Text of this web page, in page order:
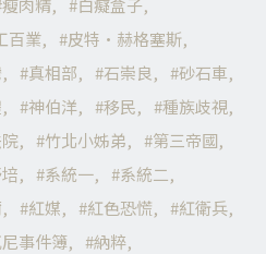
瘦肉精
白癡盒子
百業
皮特·赫格塞斯
真相部 石崇良
砂石車
神伯洋 移民
種族歧視
竹北小姊弟
第三帝國
系統一
系統二
紅媒 紅色恐慌
紅衛兵
事件簿
納粹